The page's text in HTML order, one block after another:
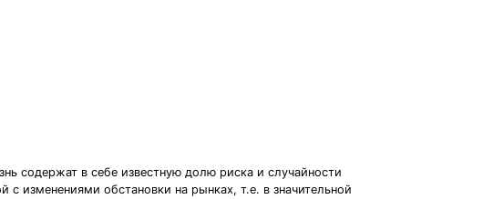
содержат в себе известную долю риска и случайности
с изменениями обстановки на рынках, т.е. в значительной